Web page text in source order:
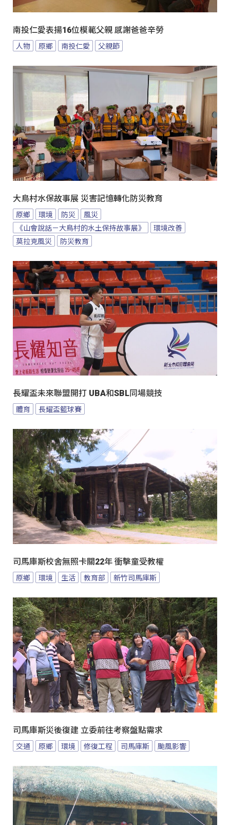
南投仁愛表揚16位模範父親 感謝爸爸辛勞
人物 原鄉 南投仁愛 父親節
大鳥村水保故事展 災害記憶轉化防災教育
原鄉 環境 防災
風災
《山會說話－大鳥村的水土保持故事展》
環境改善
莫拉克風災
防災教育
長耀盃未來聯盟開打 UBA和SBL同場競技
體育 長耀盃籃球賽
司馬庫斯校舍無照卡關22年 衝擊童受教權
原鄉 環境 生活 教育部 新竹司馬庫斯
司馬庫斯災後復建 立委前往考察盤點需求
交通 原鄉 環境 修復工程 司馬庫斯 颱風影響